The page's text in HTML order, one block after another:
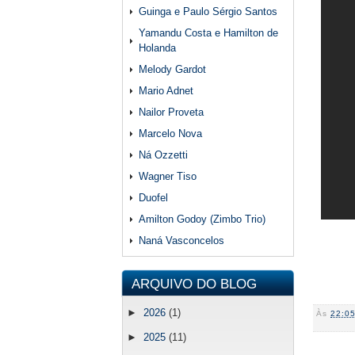
Guinga e Paulo Sérgio Santos
Yamandu Costa e Hamilton de
Holanda
Melody Gardot
Mario Adnet
Nailor Proveta
Marcelo Nova
Ná Ozzetti
Wagner Tiso
Duofel
Amilton Godoy (Zimbo Trio)
Naná Vasconcelos
ARQUIVO DO BLOG
► 2026 (1)
► 2025 (11)
Às